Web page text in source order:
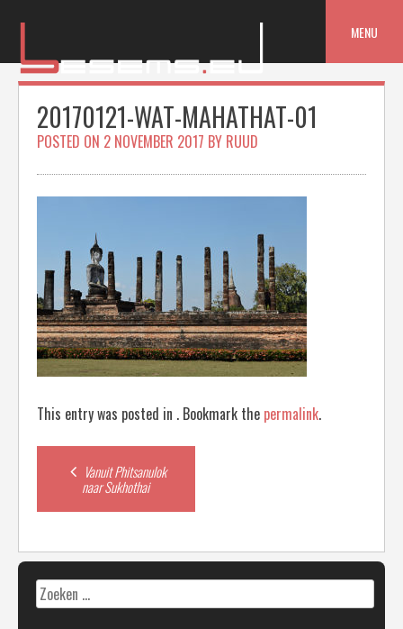
MENU
20170121-WAT-MAHATHAT-01
POSTED ON 2 NOVEMBER 2017 BY RUUD
This entry was posted in . Bookmark the permalink.
Post
navigation
Vanuit Phitsanulok
naar Sukhothai
Zoeken
naar: